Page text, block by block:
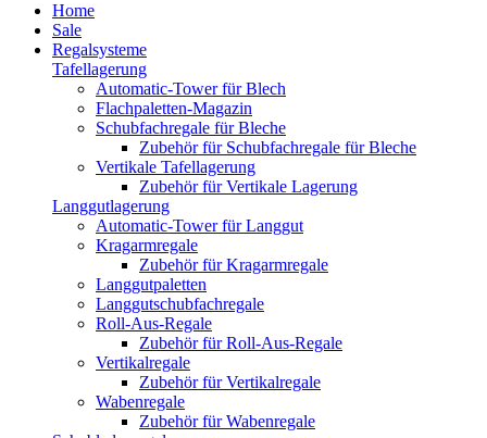
Home
Sale
Regalsysteme
Tafellagerung
Automatic-Tower für Blech
Flachpaletten-Magazin
Schubfachregale für Bleche
Zubehör für Schubfachregale für Bleche
Vertikale Tafellagerung
Zubehör für Vertikale Lagerung
Langgutlagerung
Automatic-Tower für Langgut
Kragarmregale
Zubehör für Kragarmregale
Langgutpaletten
Langgutschubfachregale
Roll-Aus-Regale
Zubehör für Roll-Aus-Regale
Vertikalregale
Zubehör für Vertikalregale
Wabenregale
Zubehör für Wabenregale